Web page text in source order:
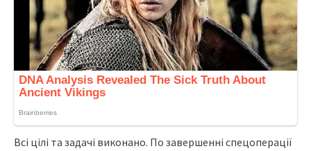
Всі цілі та задачі виконано. По завершенні спецоперації